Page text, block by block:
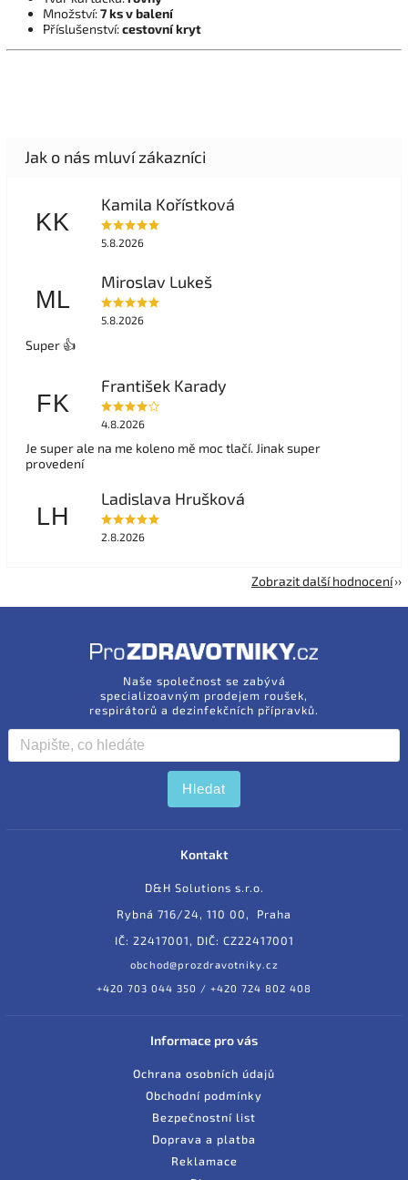
Množství:7 ks v balení
Příslušenství:cestovní kryt
KK
Kamila Kořístková
5.8.2026
ML
Miroslav Lukeš
5.8.2026
Super 👍
FK
František Karady
4.8.2026
Je super ale na me koleno mě moc tlačí. Jinak super
provedení
LH
Ladislava Hrušková
2.8.2026
Zobrazit další hodnocení
Naše společnost se zabývá
specializoavným prodejem roušek,
respirátorů a dezinfekčních přípravků.
Hledat
Kontakt
D&H Solutions s.r.o.
Rybná 716/24, 110 00, Praha
IČ: 22417001, DIČ: CZ22417001
obchod@prozdravotniky.cz
+420 703 044 350 / +420 724 802 408
Informace pro vás
Ochrana osobních údajů
Obchodní podmínky
Bezpečnostní list
Doprava a platba
Reklamace